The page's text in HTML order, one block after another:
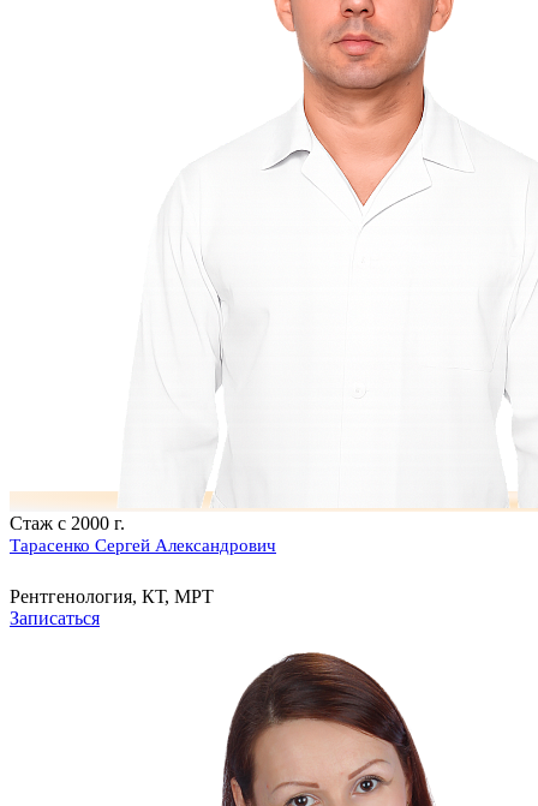
Стаж с 2000 г.
Тарасенко Сергей Александрович
Рентгенология, КТ, МРТ
Записаться